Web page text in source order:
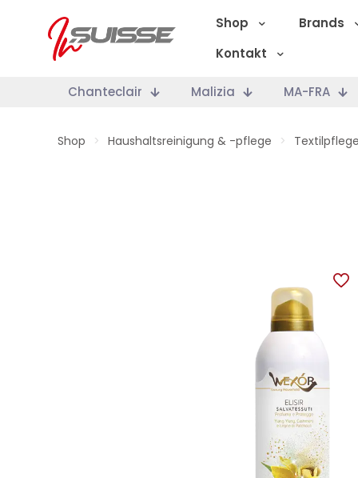
Shop Brands
Kontakt
Chanteclair Malizia MA-FRA
Shop > Haushaltsreinigung & -pflege > Textilpflege